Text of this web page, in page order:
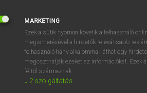
megtekintéséhez.
BELÉPÉS
MARKETING
Ezek a sütik nyomon követik a felhasználó
megismerésével a hirdetők relevánsabb
felhasználó hány alkalommal láthat egy
megoszthatják ezeket az információkat.
féltől származnak.
↓ 2 szolgáltatás